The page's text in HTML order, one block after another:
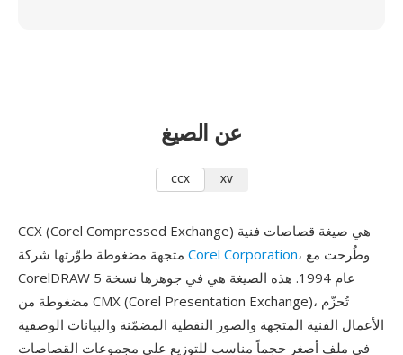
عن الصيغ
CCX XV
CCX (Corel Compressed Exchange) هي صيغة قصاصات فنية
Corel Corporation، وطُرحت مع
CorelDRAW 5 عام 1994. هذه الصيغة هي في جوهرها نسخة
مضغوطة من CMX (Corel Presentation Exchange)، تُحزّم
الأعمال الفنية المتجهة والصور النقطية المضمّنة والبيانات الوصفية
في ملف أصغر حجماً مناسب للتوزيع على مجموعات القصاصات